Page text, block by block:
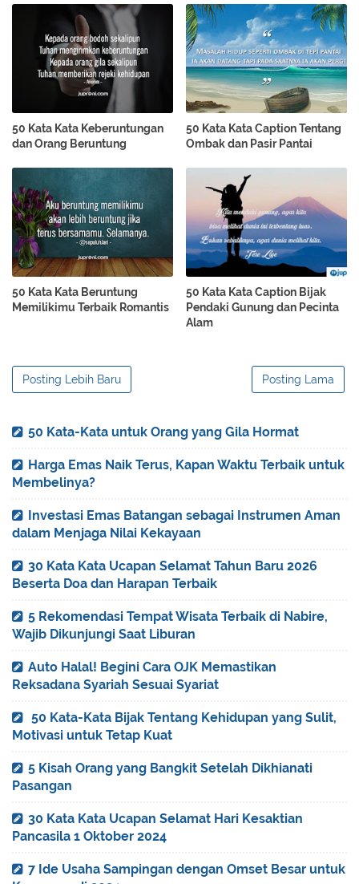
50 Kata Kata Keberuntungan
dan Orang Beruntung
50 Kata Kata Caption Tentang
Ombak dan Pasir Pantai
50 Kata Kata Beruntung
Memilikimu Terbaik Romantis
50 Kata Kata Caption Bijak
Pendaki Gunung dan Pecinta
Alam
Posting Lebih Baru Posting Lama
50 Kata-Kata untuk Orang yang Gila Hormat
Harga Emas Naik Terus, Kapan Waktu Terbaik untuk
Membelinya?
Investasi Emas Batangan sebagai Instrumen Aman
dalam Menjaga Nilai Kekayaan
30 Kata Kata Ucapan Selamat Tahun Baru 2026
Beserta Doa dan Harapan Terbaik
5 Rekomendasi Tempat Wisata Terbaik di Nabire,
Wajib Dikunjungi Saat Liburan
Auto Halal! Begini Cara OJK Memastikan
Reksadana Syariah Sesuai Syariat
50 Kata-Kata Bijak Tentang Kehidupan yang Sulit,
Motivasi untuk Tetap Kuat
5 Kisah Orang yang Bangkit Setelah Dikhianati
Pasangan
30 Kata Kata Ucapan Selamat Hari Kesaktian
Pancasila 1 Oktober 2024
7 Ide Usaha Sampingan dengan Omset Besar untuk